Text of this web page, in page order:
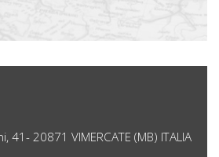
41- 20871 VIMERCATE (MB) ITALIA